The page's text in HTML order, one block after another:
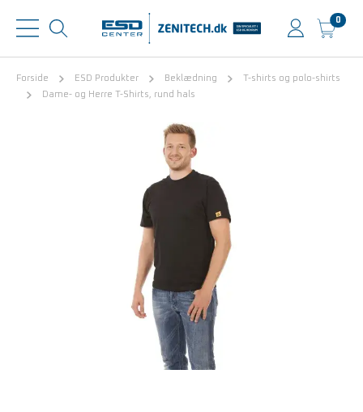
0
Forside ESD Produkter Beklædning
T-shirts og polo-shirts
Dame- og Herre T-Shirts, rund hals